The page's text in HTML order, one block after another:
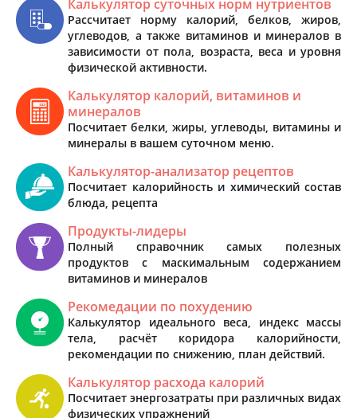
Калькулятор суточных норм нутриентов
Рассчитает норму калорий, белков, жиров,
углеводов, а также витаминов и минералов в
зависимости от пола, возраста, веса и уровня
физической активности.
Калькулятор калорий, витаминов и
минералов
Посчитает белки, жиры, углеводы, витамины и
минералы в вашем суточном меню.
Калькулятор-анализатор рецептов
Посчитает калорийность и химический состав
блюда, рецепта
Продукты-лидеры
Полный справочник самых полезных
продуктов с маскимальным содержанием
витаминов и минералов
Рекомедации по похудению
Калькулятор идеального веса, индекс массы
тела, расчёт коридора калорийности,
рекомендации по снижению, план действий.
Калькулятор расхода калорий
Посчитает энергозатраты при различных видах
физических упражнений